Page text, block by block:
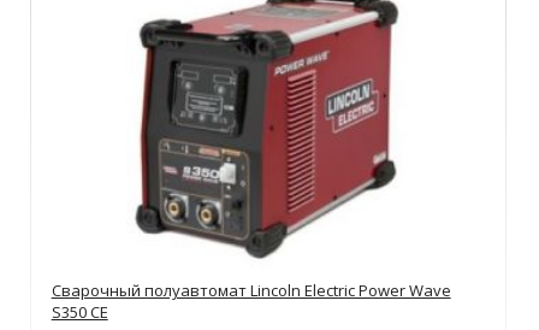
Сварочный полуавтомат Lincoln Electric Power Wave
S350 CE